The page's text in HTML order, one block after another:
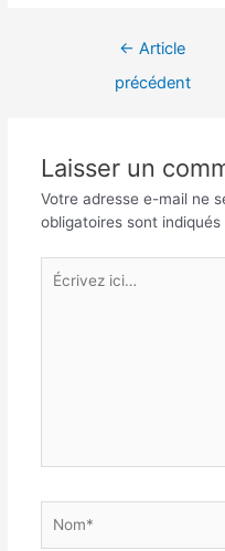
Navigation← Article
précédent
Laisser un
Votre adresse e-mail ne
obligatoires sont indiqués
Écrivez
ici…